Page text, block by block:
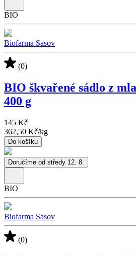
BIO
Biofarma Sasov
(0)
BIO škvařené sádlo z
400 g
145 Kč
362,50 Kč/kg
Do košíku
Doručíme od středy 12. 8.
BIO
Biofarma Sasov
(0)